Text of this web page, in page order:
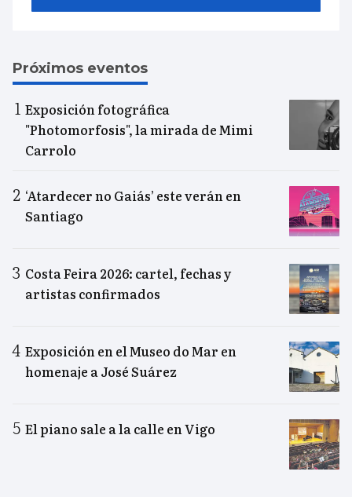
Próximos eventos
Exposición fotográfica
"Photomorfosis", la mirada de Mimi
Carrolo
‘Atardecer no Gaiás’ este verán en
Santiago
Costa Feira 2026: cartel, fechas y
artistas confirmados
Exposición en el Museo do Mar en
homenaje a José Suárez
El piano sale a la calle en Vigo